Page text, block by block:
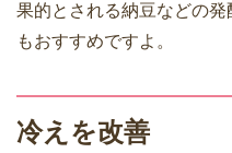
果的とされる納豆などの
もおすすめですよ。
冷えを改善